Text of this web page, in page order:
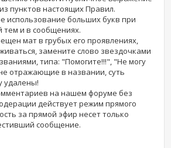
пунктов настоящих Правил.
использование больших букв при
тем и в сообщениях.
мат в грубых его проявлениях,
замените слово звездочками
типа: "Помогите!!!", "Не могу
отражающие в названии, суть
удалены!
на нашем форуме без
действует режим прямого
за прямой эфир несет только
сообщение.